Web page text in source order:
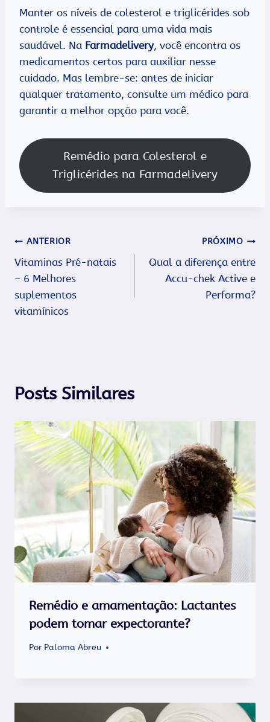
Manter os níveis de colesterol e triglicérides sob
controle é essencial para uma vida mais
saudável. Na Farmadelivery, você encontra os
medicamentos certos para auxiliar nesse
cuidado. Mas lembre-se: antes de iniciar
qualquer tratamento, consulte um médico para
garantir a melhor opção para você.
Remédio para Colesterol e
Triglicérides na Farmadelivery
Navegação
de
Post
ANTERIOR
Vitaminas Pré-natais
– 6 Melhores
suplementos
vitamínicos
PRÓXIMO
Qual a diferença entre
Accu-chek Active e
Performa?
Posts Similares
Remédio e amamentação: Lactantes
podem tomar expectorante?
Por Paloma Abreu